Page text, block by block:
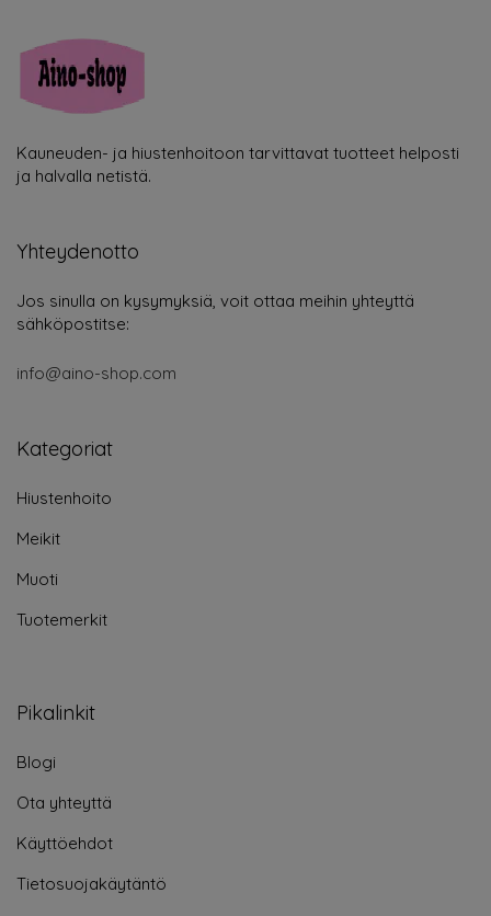
Kauneuden- ja hiustenhoitoon tarvittavat tuotteet helposti
ja halvalla netistä.
Yhteydenotto
Jos sinulla on kysymyksiä, voit ottaa meihin yhteyttä
sähköpostitse:
info@aino-shop.com
Kategoriat
Hiustenhoito
Meikit
Muoti
Tuotemerkit
Pikalinkit
Blogi
Ota yhteyttä
Käyttöehdot
Tietosuojakäytäntö